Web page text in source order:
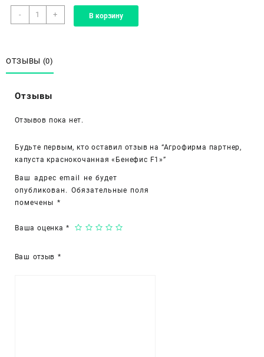
-
Количество
товара
капуста
краснокочанная
F1»
+ В корзину
ОТЗЫВЫ (0)
Отзывы
Отзывов пока нет.
Будьте первым, кто оставил отзыв на “Агрофирма партнер,
капуста краснокочанная «Бенефис F1»”
Ваш адрес email не будет
опубликован. Обязательные поля
помечены *
Ваша оценка *
Ваш отзыв *